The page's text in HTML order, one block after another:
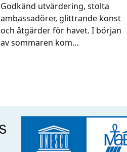
Godkänd utvärdering, stolta
ambassadörer, glittrande konst
och åtgärder för havet. I början
av sommaren kom…